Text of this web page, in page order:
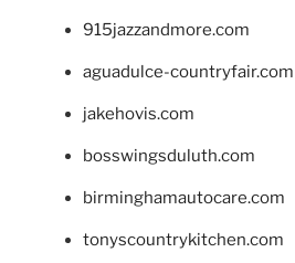
915jazzandmore.com
aguadulce-countryfair.com
jakehovis.com
bosswingsduluth.com
birminghamautocare.com
tonyscountrykitchen.com